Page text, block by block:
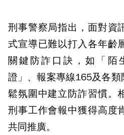
刑事警察局指出，面對資
式宣導已難以打入各年齡
關鍵防詐口訣，如「陌
證」、報案專線165及各
鬆氛圍中建立防詐習慣。
刑事工作會報中獲得高度
共同推廣。